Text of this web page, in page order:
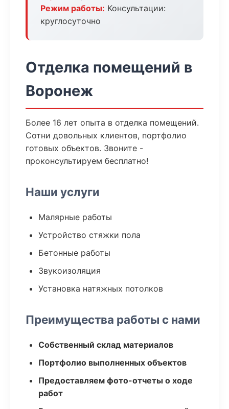
Режим работы: Консультации:
круглосуточно
Отделка помещений в
Воронеж
Более 16 лет опыта в отделка помещений.
Сотни довольных клиентов, портфолио
готовых объектов. Звоните -
проконсультируем бесплатно!
Наши услуги
Малярные работы
Устройство стяжки пола
Бетонные работы
Звукоизоляция
Установка натяжных потолков
Преимущества работы с нами
Собственный склад материалов
Портфолио выполненных объектов
Предоставляем фото-отчеты о ходе
работ